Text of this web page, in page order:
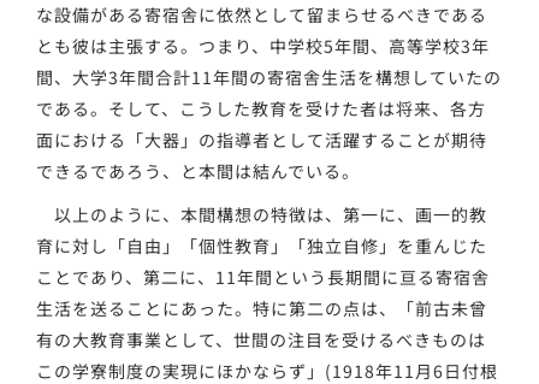
な設備がある寄宿舎に依然として留まらせるべきである
とも彼は主張する。つまり、中学校5年間、高等学校3年
間、大学3年間合計11年間の寄宿舎生活を構想していたの
である。そして、こうした教育を受けた者は将来、各方
面における「大器」の指導者として活躍することが期待
できるであろう、と本間は結んでいる。
以上のように、本間構想の特徴は、第一に、画一的教
育に対し「自由」「個性教育」「独立自修」を重んじた
ことであり、第二に、11年間という長期間に亘る寄宿舎
生活を送ることにあった。特に第二の点は、「前古未曾
有の大教育事業として、世間の注目を受けるべきものは
この学寮制度の実現にほかならず」(1918年11月6日付根